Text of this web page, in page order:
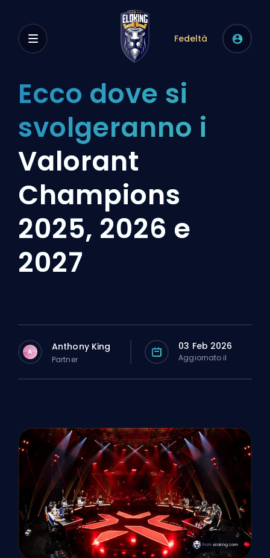
Fedeltà
Ecco dove si
svolgeranno i
Valorant
Champions
2025, 2026 e
2027
A Anthony King
Partner
03 Feb 2026
Aggiornato il